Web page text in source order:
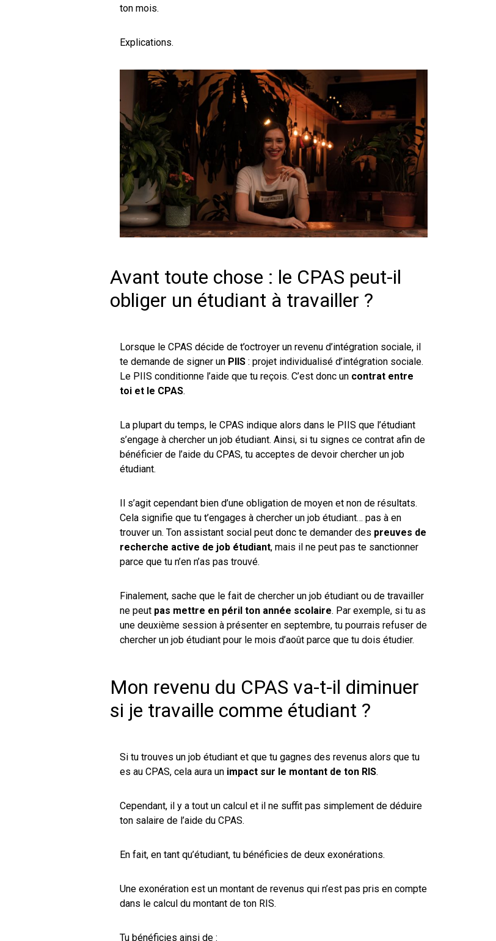
ton mois.
Explications.
Avant toute chose : le CPAS peut-il
obliger un étudiant à travailler ?
Lorsque le CPAS décide de t’octroyer un revenu d’intégration sociale, il
te demande de signer un PIIS : projet individualisé d’intégration sociale.
Le PIIS conditionne l’aide que tu reçois. C’est donc un contrat entre
toi et le CPAS.
La plupart du temps, le CPAS indique alors dans le PIIS que l’étudiant
s’engage à chercher un job étudiant. Ainsi, si tu signes ce contrat afin de
bénéficier de l’aide du CPAS, tu acceptes de devoir chercher un job
étudiant.
Il s’agit cependant bien d’une obligation de moyen et non de résultats.
Cela signifie que tu t’engages à chercher un job étudiant… pas à en
trouver un. Ton assistant social peut donc te demander des preuves de
recherche active de job étudiant, mais il ne peut pas te sanctionner
parce que tu n’en n’as pas trouvé.
Finalement, sache que le fait de chercher un job étudiant ou de travailler
ne peut pas mettre en péril ton année scolaire. Par exemple, si tu as
une deuxième session à présenter en septembre, tu pourrais refuser de
chercher un job étudiant pour le mois d’août parce que tu dois étudier.
Mon revenu du CPAS va-t-il diminuer
si je travaille comme étudiant ?
Si tu trouves un job étudiant et que tu gagnes des revenus alors que tu
es au CPAS, cela aura un impact sur le montant de ton RIS.
Cependant, il y a tout un calcul et il ne suffit pas simplement de déduire
ton salaire de l’aide du CPAS.
En fait, en tant qu’étudiant, tu bénéficies de deux exonérations.
Une exonération est un montant de revenus qui n’est pas pris en compte
dans le calcul du montant de ton RIS.
Tu bénéficies ainsi de :